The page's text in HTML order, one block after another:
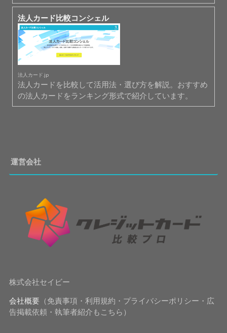
法人カード比較コンシェル
法人カード.jp
法人カードを比較して活用法・選び方を解説。おすすめ
の法人カードをランキング形式で紹介しています。
運営会社
株式会社セイビー
会社概要（免責事項・利用規約・プライバシーポリシー・広
告掲載依頼・執筆者紹介もこちら）